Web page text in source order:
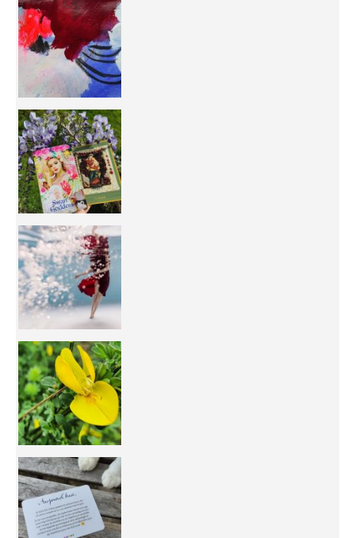
50/50 OR 100/100 ? The day after Ascension, w